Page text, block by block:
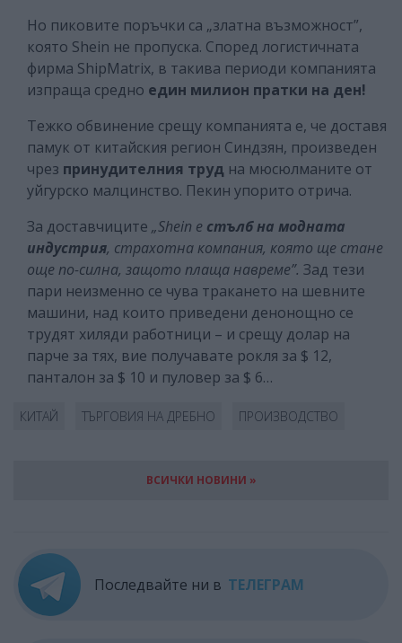
Но пиковите поръчки са „златна възможност”,
която Shein не пропуска. Според логистичната
фирма ShipMatrix, в такива периоди компанията
изпраща средно един милион пратки на ден!
Тежко обвинение срещу компанията е, че доставя
памук от китайския регион Синдзян, произведен
чрез принудителния труд на мюсюлманите от
уйгурско малцинство. Пекин упорито отрича.
За доставчиците „Shein е стълб на модната
индустрия, страхотна компания, която ще стане
още по-силна, защото плаща навреме”. Зад тези
пари неизменно се чува тракането на шевните
машини, над които приведени денонощно се
трудят хиляди работници – и срещу долар на
парче за тях, вие получавате рокля за $ 12,
панталон за $ 10 и пуловер за $ 6…
КИТАЙ ТЪРГОВИЯ НА ДРЕБНО ПРОИЗВОДСТВО
ВСИЧКИ НОВИНИ »
Последвайте ни в ТЕЛЕГРАМ